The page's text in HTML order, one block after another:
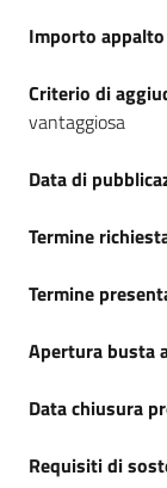
Importo appalto
Criterio di
vantaggiosa
Data di
Termine
Termine
Apertura busta
Data chiusura
Requisiti di